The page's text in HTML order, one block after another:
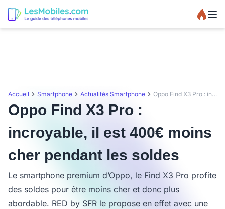
Accueil Smartphone Actualités Smartphone Oppo Find X3 Pro : incroyable, il est 400€ moins cher pendant les soldes
Oppo Find X3 Pro :
incroyable, il est 400€ moins
cher pendant les soldes
Le smartphone premium d’Oppo, le Find X3 Pro profite
des soldes pour être moins cher et donc plus
abordable. RED by SFR le propose en effet avec une